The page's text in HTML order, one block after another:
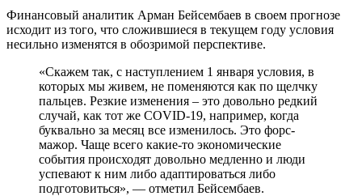
Финансовый аналитик Арман Бейсембаев в своем прогнозе
исходит из того, что сложившиеся в текущем году условия
несильно изменятся в обозримой перспективе.
«Скажем так, с наступлением 1 января условия, в
которых мы живем, не поменяются как по щелчку
пальцев. Резкие изменения – это довольно редкий
случай, как тот же COVID-19, например, когда
буквально за месяц все изменилось. Это форс-
мажор. Чаще всего какие-то экономические
события происходят довольно медленно и люди
успевают к ним либо адаптироваться либо
подготовиться», — отметил Бейсембаев.